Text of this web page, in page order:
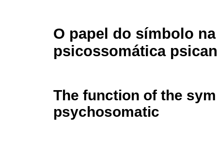
O papel do símbolo na
psicossomática
The function of the
psychosomatic